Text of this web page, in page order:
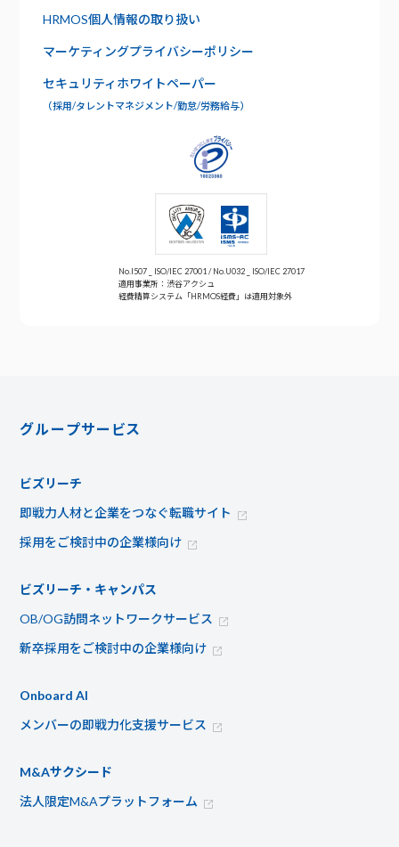
ワークフロー
年末調整
よくあるご質問
HRMOS個人情報の取り扱い
マーケティングプライバシーポリシー
セキュリティホワイトペーパー
（採用/タレントマネジメント/勤怠/労務給与）
No.I507 _ ISO/IEC 27001 / No.U032 _ ISO/IEC 27017
適用事業所：渋谷アクシュ
経費精算システム「HRMOS経費」は適用対象外
グループサービス
ビズリーチ
即戦力人材と企業をつなぐ転職サイト
採用をご検討中の企業様向け
ビズリーチ・キャンパス
OB/OG訪問ネットワークサービス
新卒採用をご検討中の企業様向け
Onboard AI
メンバーの即戦力化支援サービス
M&Aサクシード
法人限定M&Aプラットフォーム